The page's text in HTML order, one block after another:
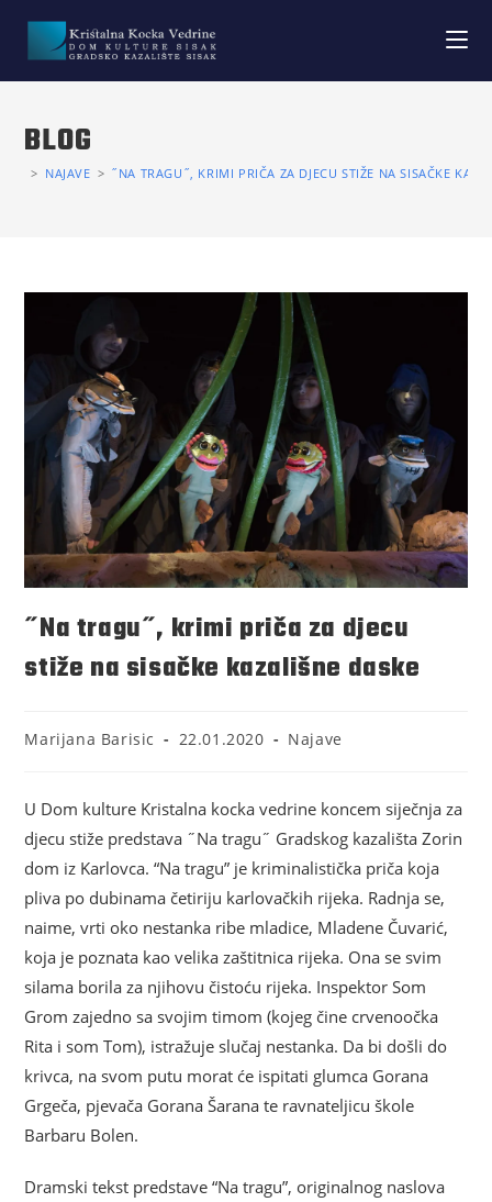
BLOG
> NAJAVE > ˝NA TRAGU˝, KRIMI PRIČA ZA DJECU STIŽE NA SISAČKE
˝Na tragu˝, krimi priča za djecu
stiže na sisačke kazališne daske
Marijana Barisic 22.01.2020 Najave
U Dom kulture Kristalna kocka vedrine koncem siječnja za
djecu stiže predstava ˝Na tragu˝ Gradskog kazališta Zorin
dom iz Karlovca. “Na tragu” je kriminalistička priča koja
pliva po dubinama četiriju karlovačkih rijeka. Radnja se,
naime, vrti oko nestanka ribe mladice, Mladene Čuvarić,
koja je poznata kao velika zaštitnica rijeka. Ona se svim
silama borila za njihovu čistoću rijeka. Inspektor Som
Grom zajedno sa svojim timom (kojeg čine crvenoočka
Rita i som Tom), istražuje slučaj nestanka. Da bi došli do
krivca, na svom putu morat će ispitati glumca Gorana
Grgeča, pjevača Gorana Šarana te ravnateljicu škole
Barbaru Bolen.
Dramski tekst predstave “Na tragu”, originalnog naslova